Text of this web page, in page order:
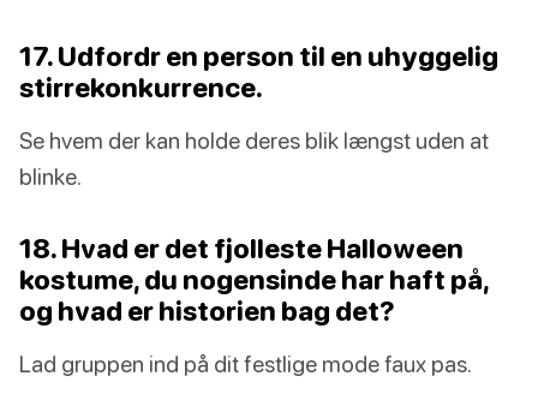
17. Udfordr en person til en uhyggelig
stirrekonkurrence.
Se hvem der kan holde deres blik længst uden at
blinke.
18. Hvad er det fjolleste Halloween
kostume, du nogensinde har haft på,
og hvad er historien bag det?
Lad gruppen ind på dit festlige mode faux pas.